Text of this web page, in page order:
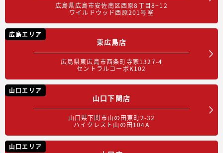
広島県広島市安佐南区西原8丁目8−12
ワイルドウッド西原201号室
広島エリア
東広島店
広島県東広島市西条町寺家1327-4
セントラルコーポK102
山口エリア
山口下関店
山口県下関市山の田東町2-32
ハイクレスト山の田104A
山口エリア